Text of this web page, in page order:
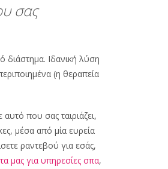
σας
Ιδανική λύση
(η θεραπεία
αυτό που σας ταιριάζει,
μέσα από μία ευρεία
ραντεβού για εσάς,
μας για υπηρεσίες σπα,